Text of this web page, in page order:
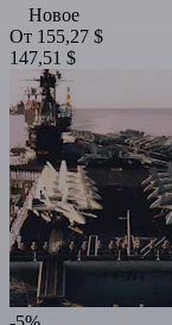
Новое
От 155,27 $
147,51 $